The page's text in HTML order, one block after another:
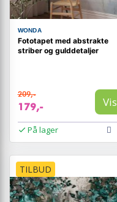
WONDA
Fototapet med abstrakte
striber og gulddetaljer
209,-
179,- Vis
På lager
TILBUD